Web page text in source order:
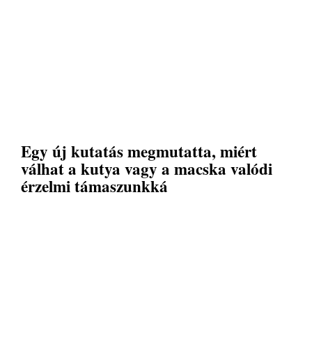
Egy új kutatás megmutatta, miért
válhat a kutya vagy a macska valódi
érzelmi támaszunkká